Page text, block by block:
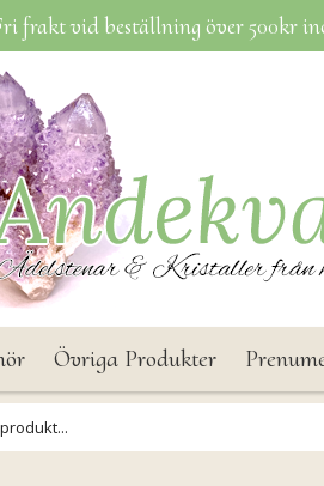
frakt vid beställning över 500kr
Övriga Produkter